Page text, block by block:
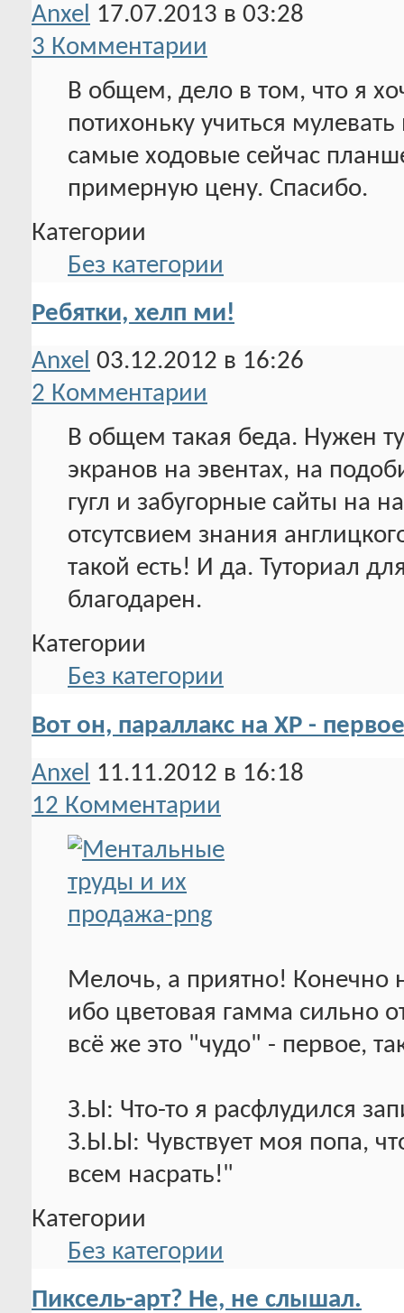
Anxel 17.07.2013 в 03:28
3 Комментарии
В общем, дело в том, что я
потихоньку учиться
самые ходовые сейчас
примерную цену. Спасибо.
Категории
Без категории
Ребятки, хелп ми!
Anxel 03.12.2012 в 16:26
2 Комментарии
В общем такая беда. Нужен
экранов на эвентах, на
гугл и забугорные сайты на
отсутсвием знания
такой есть! И да. Туториал
благодарен.
Категории
Без категории
Вот он, параллакс на ХР -
Anxel 11.11.2012 в 16:18
12 Комментарии
Мелочь, а приятно! Конечно
ибо цветовая гамма сильно
всё же это "чудо" - первое,
З.Ы: Что-то я расфлудился
З.Ы.Ы: Чувствует моя попа,
всем насрать!"
Категории
Без категории
Пиксель-арт? Не, не слышал.